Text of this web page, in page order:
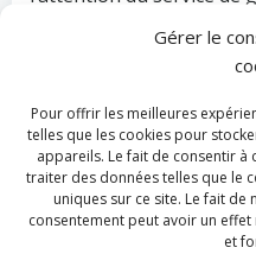
Gérer le
Pour offrir les meilleures
telles que les cookies pour
appareils. Le fait de consentir
traiter des données telles que le
uniques sur ce site. Le fait
consentement peut avoir un
et
humaines, rue Joseph
au plus tard pour le 4
Avis de recrutement
Categories: Actualité
No Tag